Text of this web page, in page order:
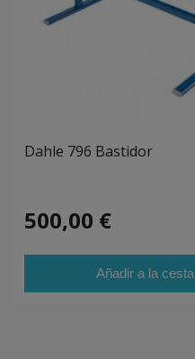
Dahle 796 Bastidor
500,00 €
Añadir a la cesta